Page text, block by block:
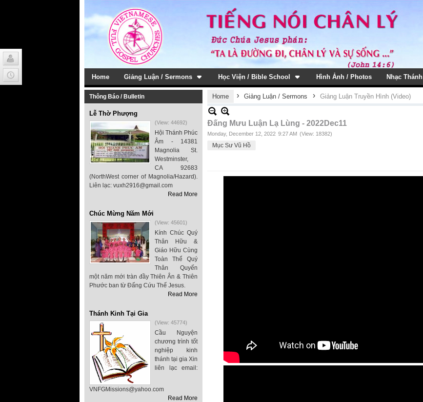
Home Giảng Luận / Sermons Học Viện / Bible School Hình Ảnh / Photos Nhạc Thánh
Thông Báo / Bulletin
Lễ Thờ Phượng
(View: 44692)
Hội Thánh Phúc
Âm - 14381
Magnolia St.
Westminster,
CA 92683
(NorthWest corner of Magnolia/Hazard).
Liên lạc: vuxh2916@gmail.com
Read More
Chúc Mừng Năm Mới
(View: 45601)
Kính Chúc Quý
Thân Hữu &
Giáo Hữu Cùng
Toàn Thể Quý
Thân Quyến
một năm mới tràn đầy Thiên Ân & Thiên
Phước ban từ Đấng Cứu Thế Jesus.
Read More
Thánh Kinh Tại Gia
(View: 45774)
Cầu Nguyện
chương trình tốt
nghiệp kinh
thánh tại gia Xin
liên lạc email:
VNFGMissions@yahoo.com
Read More
Home › Giảng Luận / Sermons › Giảng Luận Truyền Hình (Video)
Đấng Mưu Luận Lạ Lùng - 2022Dec11
Monday, December 12, 2022 9:27 AM (View: 18382)
Mục Sư Vũ Hồ